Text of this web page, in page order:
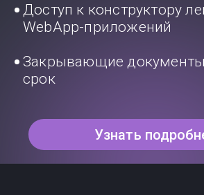
Доступ к конструктору
WebApp-приложений
Закрывающие
срок
Узнать